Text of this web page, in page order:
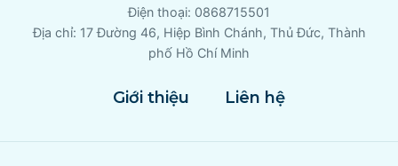
Điện thoại: 0868715501
Địa chỉ: 17 Đường 46, Hiệp Bình Chánh, Thủ Đức, Thành
phố Hồ Chí Minh
Giới thiệu Liên hệ